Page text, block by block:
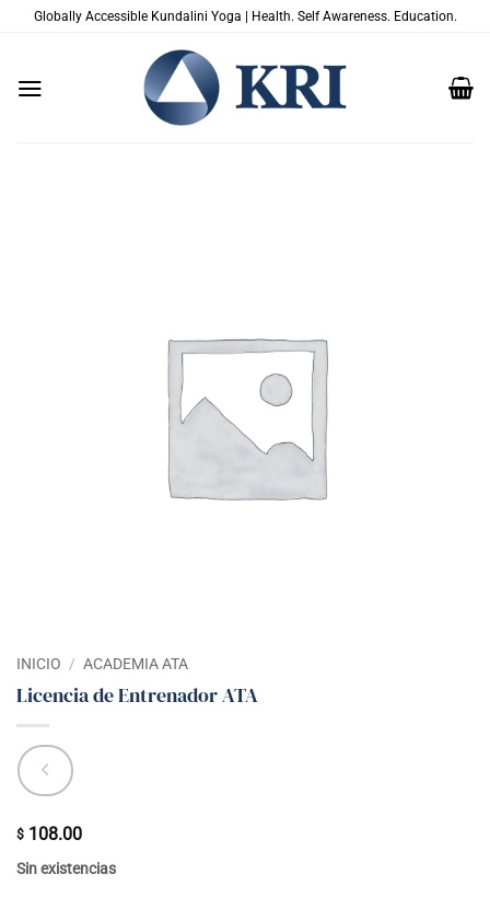
SaltarGlobally Accessible Kundalini Yoga | Health. Self Awareness. Education.
INICIO / ACADEMIA ATA
Licencia de Entrenador ATA
$ 108.00
Sin existencias